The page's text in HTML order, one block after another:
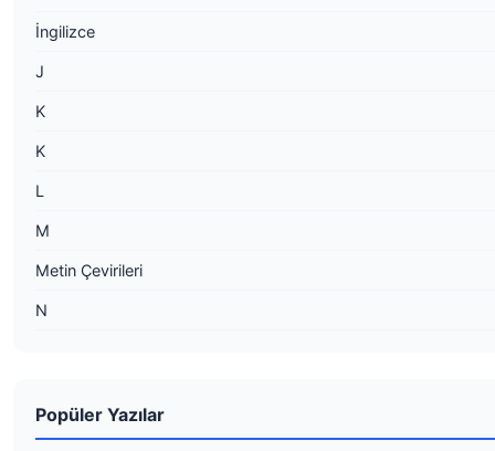
İngilizce
J
K
K
L
M
Metin Çevirileri
N
Popüler Yazılar